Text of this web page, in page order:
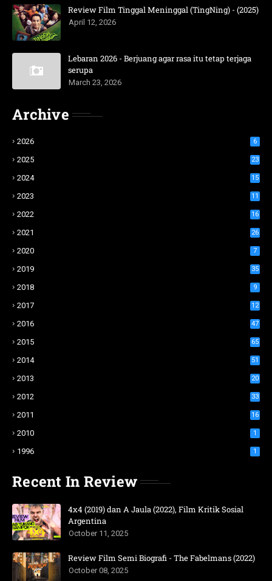
Review Film Tinggal Meninggal (TingNing) - (2025)
April 12, 2026
Lebaran 2026 - Berjuang agar rasa itu tetap terjaga
serupa
March 23, 2026
Archive
2026 6
2025 23
2024 15
2023 11
2022 16
2021 26
2020 7
2019 35
2018 9
2017 12
2016 47
2015 65
2014 51
2013 20
2012 33
2011 16
2010 1
1996 1
Recent In Review
4x4 (2019) dan A Jaula (2022), Film Kritik Sosial
Argentina
October 11, 2025
Review Film Semi Biografi - The Fabelmans (2022)
October 08, 2025